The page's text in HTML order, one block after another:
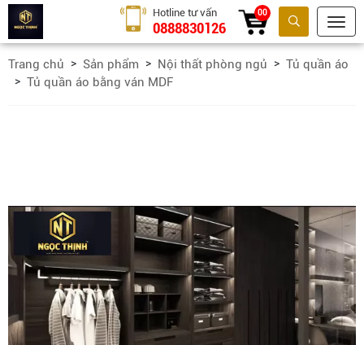
Tìm kiếm
Hotline tư vấn
0888830126
00
Trang chủ Sản phẩm Nội thất phòng ngủ
Tủ quần áo
Tủ quần áo bằng ván MDF